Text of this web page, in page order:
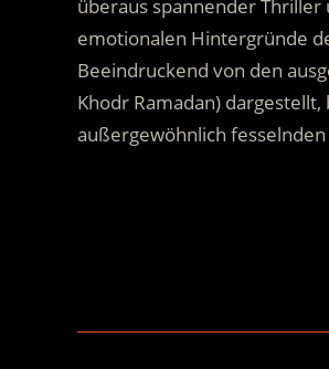
überaus spannender
emotionalen Hintergründe
Beeindruckend von den
Khodr Ramadan)
außergewöhnlich fesselnden